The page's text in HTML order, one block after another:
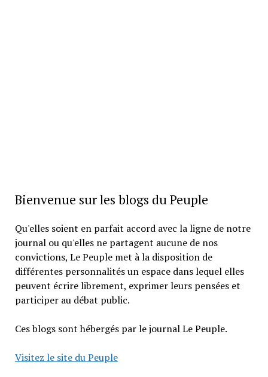
Bienvenue sur les blogs du Peuple
Qu'elles soient en parfait accord avec la ligne de notre
journal ou qu'elles ne partagent aucune de nos
convictions, Le Peuple met à la disposition de
différentes personnalités un espace dans lequel elles
peuvent écrire librement, exprimer leurs pensées et
participer au débat public.
Ces blogs sont hébergés par le journal Le Peuple.
Visitez le site du Peuple